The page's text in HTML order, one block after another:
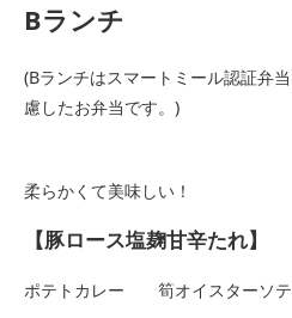
Bランチ
(Bランチはスマートミール認証弁
慮したお弁当です。)
柔らかくて美味しい！
【豚ロース塩麹甘辛たれ】
ポテトカレー 筍オイスターソ